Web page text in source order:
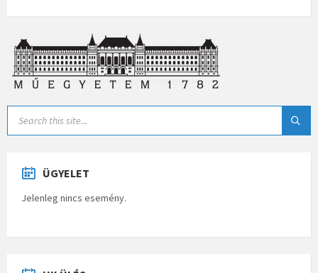
ÜGYELET
Jelenleg nincs esemény.